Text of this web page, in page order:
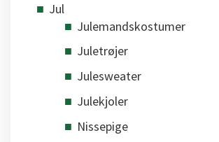
Jul
Julemandskostumer
Juletrøjer
Julesweater
Julekjoler
Nissepige